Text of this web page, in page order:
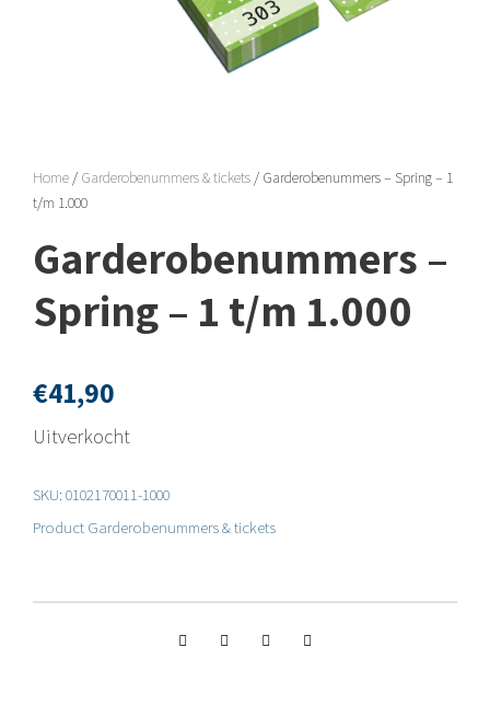
Home / Garderobenummers & tickets / Garderobenummers – Spring – 1
t/m 1.000
Garderobenummers –
Spring – 1 t/m 1.000
€41,90
Uitverkocht
SKU: 0102170011-1000
Product Garderobenummers & tickets